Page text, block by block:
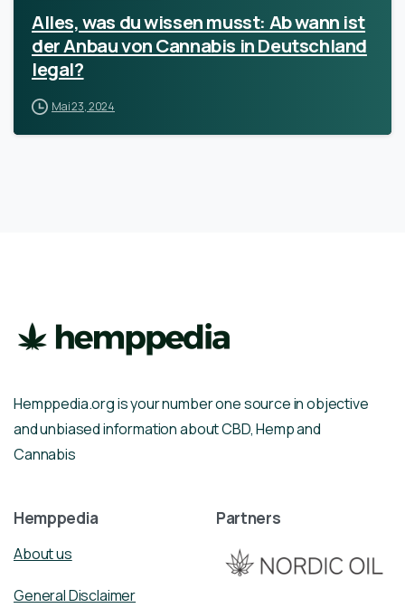
Alles, was du wissen musst: Ab wann ist
der Anbau von Cannabis in Deutschland
legal?
Mai 23, 2024
Hemppedia.org is your number one source in objective
and unbiased information about CBD, Hemp and
Cannabis
Hemppedia
About us
General Disclaimer
Partners